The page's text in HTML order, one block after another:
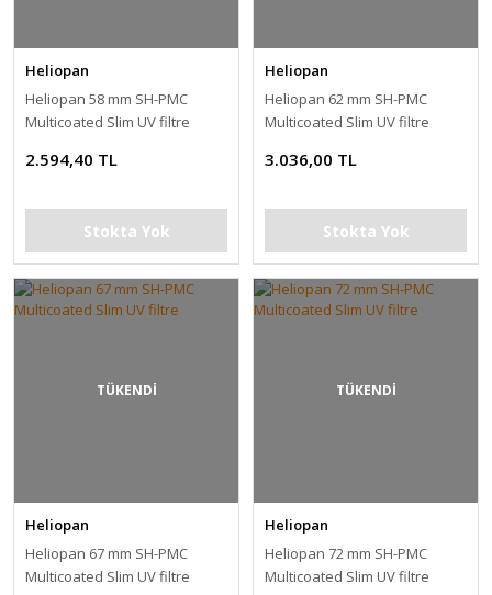
Heliopan
Heliopan 58 mm SH-PMC
Multicoated Slim UV filtre
2.594,40 TL
Stokta Yok
Heliopan
Heliopan 62 mm SH-PMC
Multicoated Slim UV filtre
3.036,00 TL
Stokta Yok
TÜKENDİ
Heliopan
Heliopan 67 mm SH-PMC
Multicoated Slim UV filtre
TÜKENDİ
Heliopan
Heliopan 72 mm SH-PMC
Multicoated Slim UV filtre